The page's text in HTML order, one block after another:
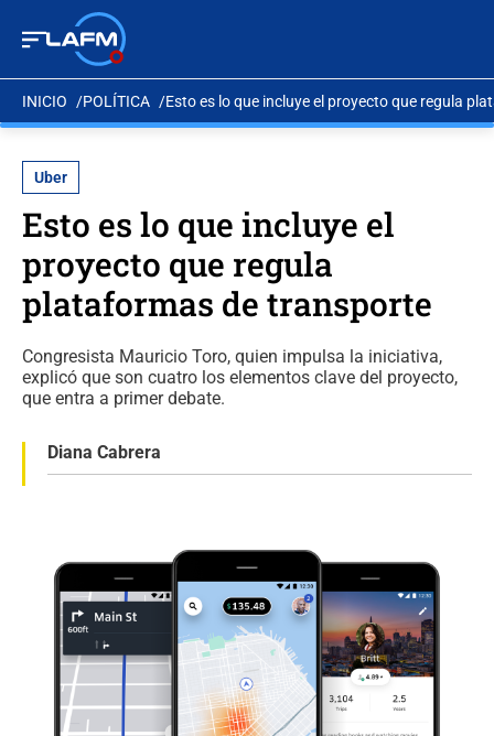
INICIO POLÍTICA Esto es lo que incluye el proyecto que regula
Uber
Esto es lo que incluye el
proyecto que regula
plataformas de transporte
Congresista Mauricio Toro, quien impulsa la iniciativa,
explicó que son cuatro los elementos clave del proyecto,
que entra a primer debate.
Diana Cabrera